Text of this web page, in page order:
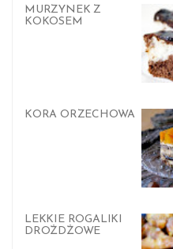
MURZYNEK Z
KOKOSEM
KORA ORZECHOWA
LEKKIE ROGALIKI
DROŻDŻOWE